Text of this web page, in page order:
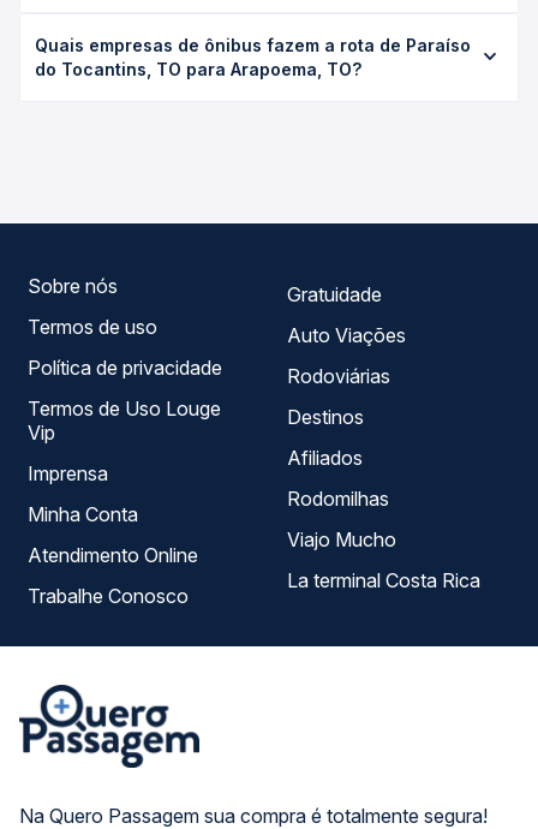
duração exata de cada opção na data desejada.
TO para Arapoema, TO custa em média R$ 142,00 e varia
conforme a data da viagem, a empresa, o tipo de poltrona
Quais empresas de ônibus fazem a rota de Paraíso
do Tocantins, TO para Arapoema, TO?
Na Quero Passagem sua compra é totalmente segura!
Sobre nós
Termos de uso
Política de privacidade
Termos de Uso Louge
Vip
Imprensa
Minha Conta
Atendimento Online
Trabalhe Conosco
Gratuidade
Auto Viações
Rodoviárias
Destinos
Afiliados
Rodomilhas
Viajo Mucho
La terminal Costa Rica